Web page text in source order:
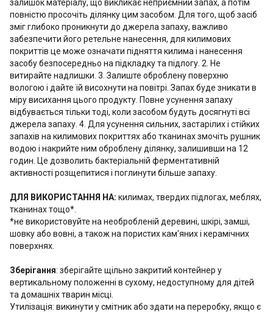
залишок матеріалу, що викликає неприємний запах, а потім
повністю просочіть ділянку цим засобом. Для того, щоб засіб
зміг глибоко проникнути до джерела запаху, важливо
забезпечити його ретельне нанесення, для килимових
покриттів це може означати підняття килима і нанесення
засобу безпосередньо на підкладку та підлогу. 2. Не
витирайте надлишки. 3. Залиште оброблену поверхню
вологою і дайте їй висохнути на повітрі. Запах буде зникати в
міру висихання цього продукту. Повне усунення запаху
відбувається тільки тоді, коли засобом будуть досягнуті всі
джерела запаху. 4. Для усунення сильних, застарілих і стійких
запахів на килимових покриттях або тканинах змочіть рушник
водою і накрийте ним оброблену ділянку, залишивши на 12
годин. Це дозволить бактеріальній ферментативній
активності розщепитися і поглинути більше запаху.
ДЛЯ ВИКОРИСТАННЯ НА: килимах, твердих підлогах, меблях,
тканинах тощо*.
*не використовуйте на необробленій деревині, шкірі, замші,
шовку або вовні, а також на пористих кам'яних і керамічних
поверхнях.
Зберігання: зберігайте щільно закритий контейнер у
вертикальному положенні в сухому, недоступному для дітей
та домашніх тварин місці.
Утилізація: викинути у смітник або здати на переробку, якщо є